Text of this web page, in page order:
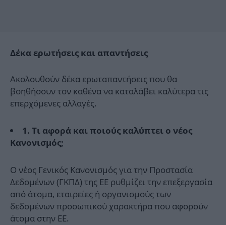
Δέκα ερωτήσεις και απαντήσεις
Ακολουθούν δέκα ερωταπαντήσεις που θα
βοηθήσουν τον καθένα να καταλάβει καλύτερα τις
επερχόμενες αλλαγές.
1. Τι αφορά και ποιούς καλύπτει ο νέος
Κανονισμός;
Ο νέος Γενικός Κανονισμός για την Προστασία
Δεδομένων (ΓΚΠΔ) της ΕΕ ρυθμίζει την επεξεργασία
από άτομα, εταιρείες ή οργανισμούς των
δεδομένων προσωπικού χαρακτήρα που αφορούν
άτομα στην ΕΕ.